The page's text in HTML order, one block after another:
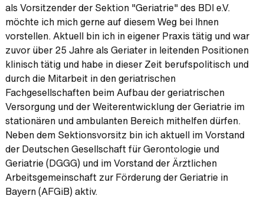
als Vorsitzender der Sektion "Geriatrie" des BDI e.V.
möchte ich mich gerne auf diesem Weg bei Ihnen
vorstellen. Aktuell bin ich in eigener Praxis tätig und war
zuvor über 25 Jahre als Geriater in leitenden Positionen
klinisch tätig und habe in dieser Zeit berufspolitisch und
durch die Mitarbeit in den geriatrischen
Fachgesellschaften beim Aufbau der geriatrischen
Versorgung und der Weiterentwicklung der Geriatrie im
stationären und ambulanten Bereich mithelfen dürfen.
Neben dem Sektionsvorsitz bin ich aktuell im Vorstand
der Deutschen Gesellschaft für Gerontologie und
Geriatrie (DGGG) und im Vorstand der Ärztlichen
Arbeitsgemeinschaft zur Förderung der Geriatrie in
Bayern (AFGiB) aktiv.